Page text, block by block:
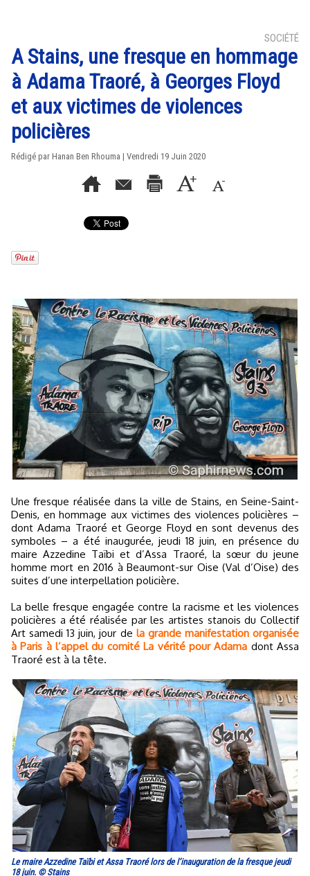
SOCIÉTÉ
A Stains, une fresque en hommage
à Adama Traoré, à Georges Floyd
et aux victimes de violences
policières
Rédigé par Hanan Ben Rhouma | Vendredi 19 Juin 2020
Une fresque réalisée dans la ville de Stains, en Seine-Saint-
Denis, en hommage aux victimes des violences policières –
dont Adama Traoré et George Floyd en sont devenus des
symboles – a été inaugurée, jeudi 18 juin, en présence du
maire Azzedine Taïbi et d’Assa Traoré, la sœur du jeune
homme mort en 2016 à Beaumont-sur Oise (Val d’Oise) des
suites d’une interpellation policière.
La belle fresque engagée contre la racisme et les violences
policières a été réalisée par les artistes stanois du Collectif
Art samedi 13 juin, jour de la grande manifestation organisée
à Paris à l’appel du comité La vérité pour Adama dont Assa
Traoré est à la tête.
Le maire Azzedine Taïbi et Assa Traoré lors de l’inauguration de la fresque jeudi
18 juin. © Stains